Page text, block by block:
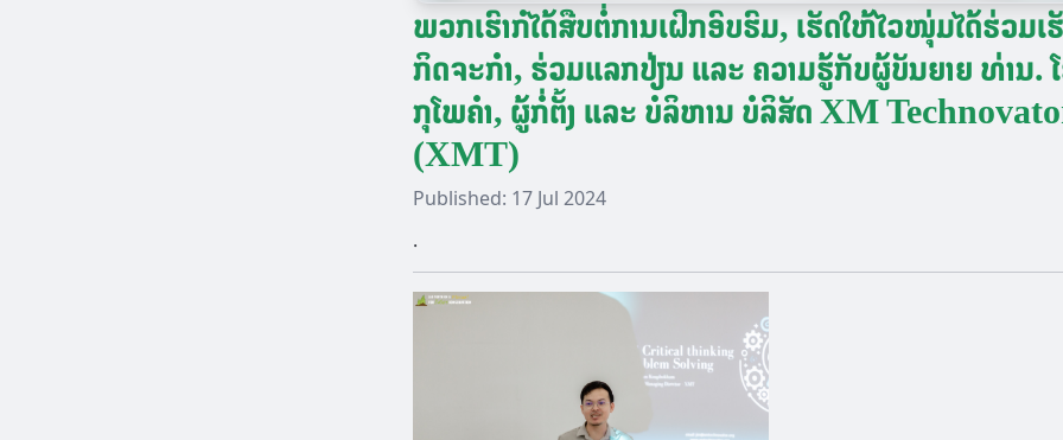
ພວກເຮົາກໍໄດ້ສືບຕໍ່ການເຝິກອົບຮົມ, ເຮັດໃຫ້ໄວໜຸ່ມໄດ້ຮ່ວມເ
ກິດຈະກຳ, ຮ່ວມແລກປ່ຽນ ແລະ ຄວາມຮູ້ກັບຜູ້ບັນຍາຍ ທ່ານ.
ກຸໂພຄຳ, ຜູ້ກໍ່ຕັ້ງ ແລະ ບໍລິຫານ ບໍລິສັດ XM
(XMT)
Published: 17 Jul 2024
.